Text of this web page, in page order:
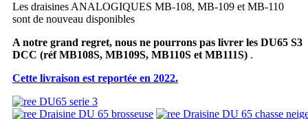
Les draisines ANALOGIQUES MB-108, MB-109 et MB-110
sont de nouveau disponibles
A notre grand regret, nous ne pourrons pas livrer les DU65 S3
DCC (réf MB108S, MB109S, MB110S et MB111S) .
Cette livraison est reportée en 2022.